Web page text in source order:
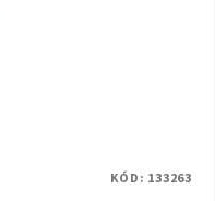
KÓD: 133263